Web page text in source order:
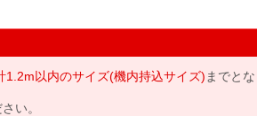
1.2m以内のサイズ(機内持込サイズ) までと
い。